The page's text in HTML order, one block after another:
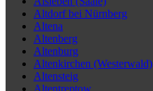
Altdorf bei Nürnberg
Altena
Altenberg
Altenburg
Altenkirchen (Westerwald)
Altensteig